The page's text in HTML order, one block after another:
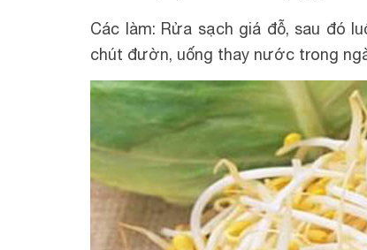
Các làm: Rửa sạch giá đỗ, sau đó
chút đườn, uống thay nước trong